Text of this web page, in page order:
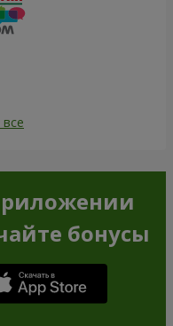
бонусы